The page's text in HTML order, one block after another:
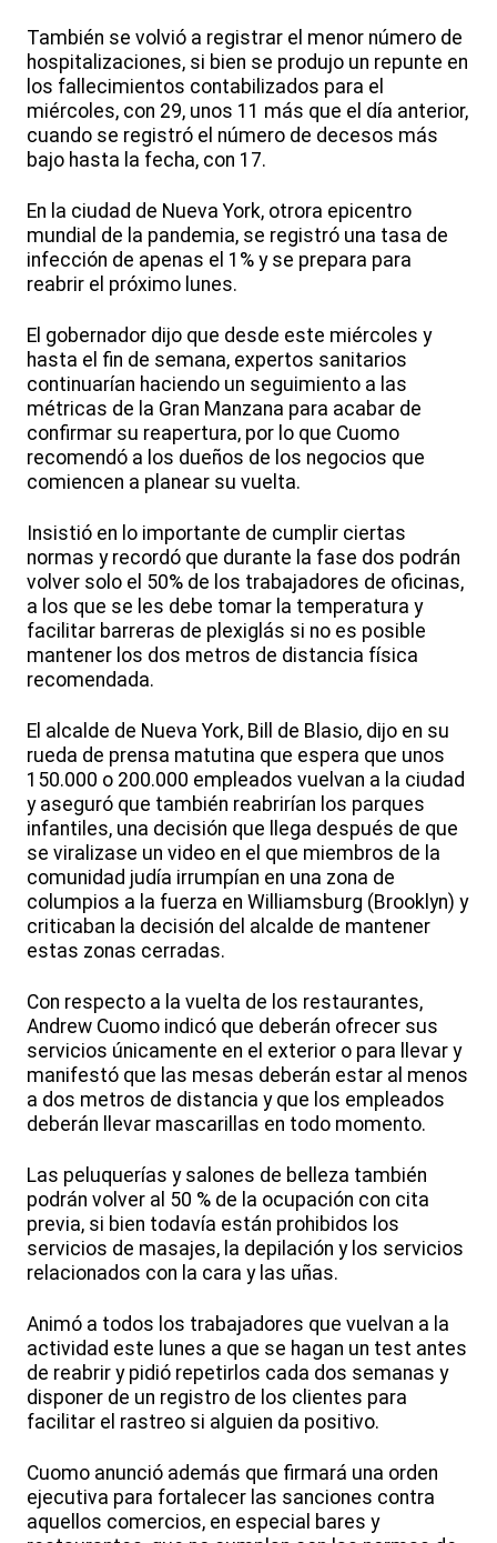
También se volvió a registrar el menor número de
hospitalizaciones, si bien se produjo un repunte en
los fallecimientos contabilizados para el
miércoles, con 29, unos 11 más que el día anterior,
cuando se registró el número de decesos más
bajo hasta la fecha, con 17.
En la ciudad de Nueva York, otrora epicentro
mundial de la pandemia, se registró una tasa de
infección de apenas el 1% y se prepara para
reabrir el próximo lunes.
El gobernador dijo que desde este miércoles y
hasta el fin de semana, expertos sanitarios
continuarían haciendo un seguimiento a las
métricas de la Gran Manzana para acabar de
confirmar su reapertura, por lo que Cuomo
recomendó a los dueños de los negocios que
comiencen a planear su vuelta.
Insistió en lo importante de cumplir ciertas
normas y recordó que durante la fase dos podrán
volver solo el 50% de los trabajadores de oficinas,
a los que se les debe tomar la temperatura y
facilitar barreras de plexiglás si no es posible
mantener los dos metros de distancia física
recomendada.
El alcalde de Nueva York, Bill de Blasio, dijo en su
rueda de prensa matutina que espera que unos
150.000 o 200.000 empleados vuelvan a la ciudad
y aseguró que también reabrirían los parques
infantiles, una decisión que llega después de que
se viralizase un video en el que miembros de la
comunidad judía irrumpían en una zona de
columpios a la fuerza en Williamsburg (Brooklyn) y
criticaban la decisión del alcalde de mantener
estas zonas cerradas.
Con respecto a la vuelta de los restaurantes,
Andrew Cuomo indicó que deberán ofrecer sus
servicios únicamente en el exterior o para llevar y
manifestó que las mesas deberán estar al menos
a dos metros de distancia y que los empleados
deberán llevar mascarillas en todo momento.
Las peluquerías y salones de belleza también
podrán volver al 50 % de la ocupación con cita
previa, si bien todavía están prohibidos los
servicios de masajes, la depilación y los servicios
relacionados con la cara y las uñas.
Animó a todos los trabajadores que vuelvan a la
actividad este lunes a que se hagan un test antes
de reabrir y pidió repetirlos cada dos semanas y
disponer de un registro de los clientes para
facilitar el rastreo si alguien da positivo.
Cuomo anunció además que firmará una orden
ejecutiva para fortalecer las sanciones contra
aquellos comercios, en especial bares y